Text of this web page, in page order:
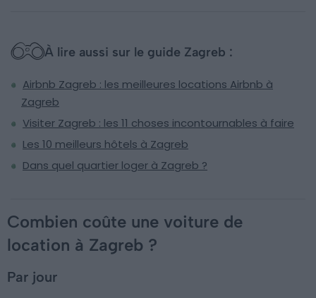
À lire aussi sur le guide Zagreb :
Airbnb Zagreb : les meilleures locations Airbnb à
Zagreb
Visiter Zagreb : les 11 choses incontournables à faire
Les 10 meilleurs hôtels à Zagreb
Dans quel quartier loger à Zagreb ?
Combien coûte une voiture de
location à Zagreb ?
Par jour